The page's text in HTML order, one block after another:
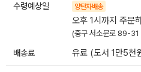
수령예상일 양탄자배송
오후 1시까지 주문
(중구 서소문로 89-31
배송료 유료 (도서 1만5천